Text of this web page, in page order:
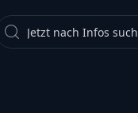
Search